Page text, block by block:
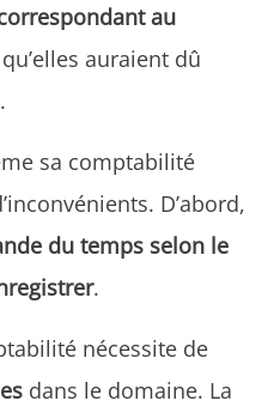
au
qu’elles auraient dû
sa comptabilité
D’abord,
du temps selon le
.
nécessite de
dans le domaine. La